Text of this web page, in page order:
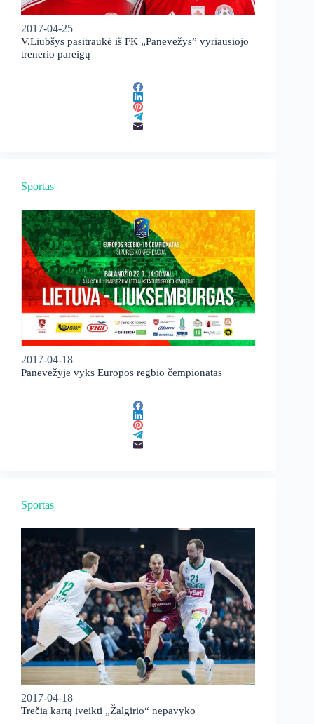
2017-04-25
V.Liubšys pasitraukė iš FK „Panevėžys” vyriausiojo
trenerio pareigų
Sportas
2017-04-18
Panevėžyje vyks Europos regbio čempionatas
Sportas
2017-04-18
Trečią kartą įveikti „Žalgirio“ nepavyko